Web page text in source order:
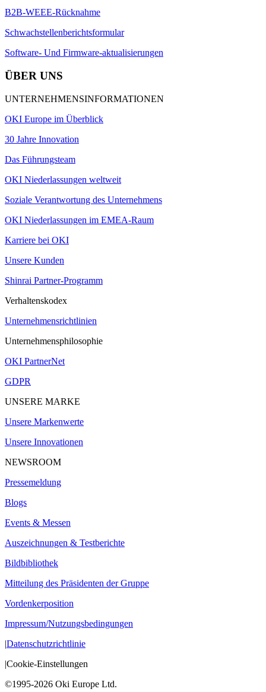
B2B-WEEE-Rücknahme
Schwachstellenberichtsformular
Software- Und Firmware-aktualisierungen
ÜBER UNS
UNTERNEHMENSINFORMATIONEN
OKI Europe im Überblick
30 Jahre Innovation
Das Führungsteam
OKI Niederlassungen weltweit
Soziale Verantwortung des Unternehmens
OKI Niederlassungen im EMEA-Raum
Karriere bei OKI
Unsere Kunden
Shinrai Partner-Programm
Verhaltenskodex
Unternehmensrichtlinien
Unternehmensphilosophie
OKI PartnerNet
GDPR
UNSERE MARKE
Unsere Markenwerte
Unsere Innovationen
NEWSROOM
Pressemeldung
Blogs
Events & Messen
Auszeichnungen & Testberichte
Bildbibliothek
Mitteilung des Präsidenten der Gruppe
Vordenkerposition
Impressum/Nutzungsbedingungen
|Datenschutzrichtlinie
|Cookie-Einstellungen
©1995-2026 Oki Europe Ltd.